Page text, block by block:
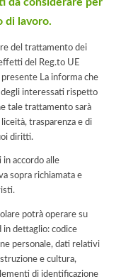
di lavoro.
del trattamento dei
del Reg.to UE
La informa che
interessati rispetto
tale trattamento sarà
trasparenza e di
diritti.
in accordo alle
sopra richiamata e
potrà operare su
in dettaglio: codice
personale, dati relativi
e cultura,
di identificazione